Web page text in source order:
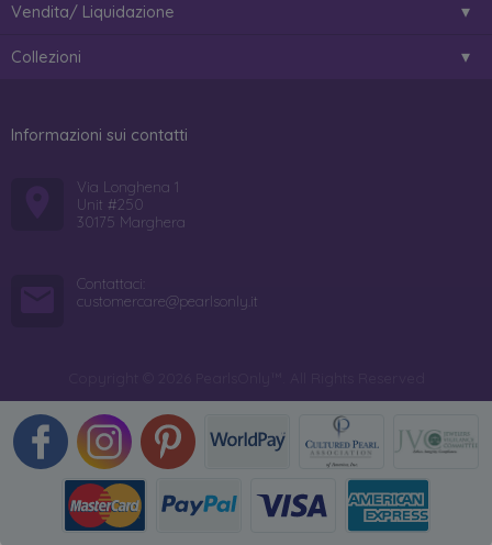
Vendita/ Liquidazione
Collezioni
Informazioni sui contatti
Via Longhena 1
Unit #250
30175 Marghera
Contattaci:
customercare@pearlsonly.it